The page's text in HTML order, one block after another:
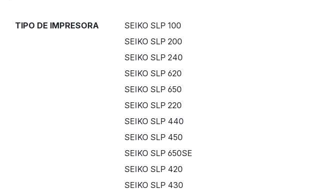
TIPO DE IMPRESORA
SEIKO SLP 100
SEIKO SLP 200
SEIKO SLP 240
SEIKO SLP 620
SEIKO SLP 650
SEIKO SLP 220
SEIKO SLP 440
SEIKO SLP 450
SEIKO SLP 650SE
SEIKO SLP 420
SEIKO SLP 430